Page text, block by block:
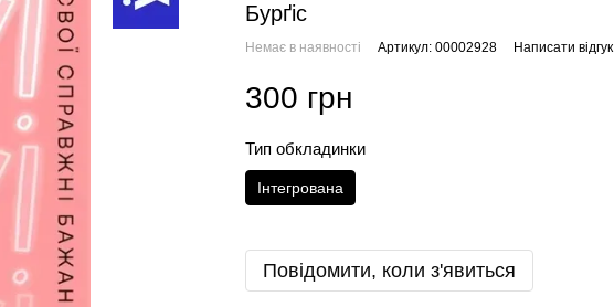
Бурґіс
Немає в наявності Артикул: 00002928 Написати відгук
300 грн
Тип обкладинки
Інтегрована
Повідомити, коли з'явиться